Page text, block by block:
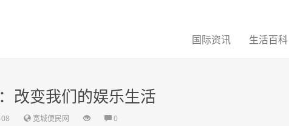
国际资讯 生活百科
改变我们的娱乐生活
宽城便民网 0